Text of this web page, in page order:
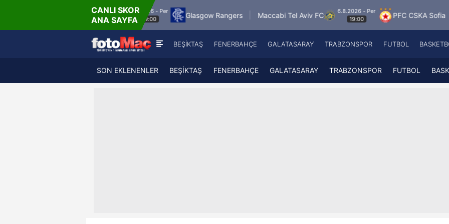
CANLI SKOR
ANA SAYFA
6.8.2026 - Per
19:00
Glasgow Rangers Maccabi Tel Aviv FC
6.8.2026 - Per
19:00
PFC CSKA Sofia FK
Fenerbahçe
Galatasaray
A
BEŞİKTAŞ FENERBAHÇE GALATASARAY TRABZONSPOR FUTBOL
SON EKLENENLER BEŞİKTAŞ FENERBAHÇE GALATASARAY TRABZONSPOR FUTBOL